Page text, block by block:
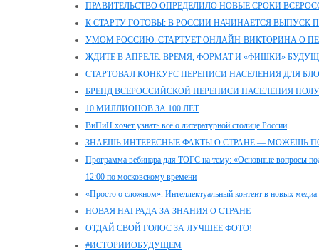
ПРАВИТЕЛЬСТВО ОПРЕДЕЛИЛО НОВЫЕ СРОКИ
К СТАРТУ ГОТОВЫ: В РОССИИ НАЧИНАЕТСЯ
УМОМ РОССИЮ: СТАРТУЕТ ОНЛАЙН-ВИКТОРИНА О
ЖДИТЕ В АПРЕЛЕ: ВРЕМЯ, ФОРМАТ И «ФИШКИ»
СТАРТОВАЛ КОНКУРС ПЕРЕПИСИ НАСЕЛЕНИЯ ДЛЯ
БРЕНД ВСЕРОССИЙСКОЙ ПЕРЕПИСИ НАСЕЛЕНИЯ
10 МИЛЛИОНОВ ЗА 100 ЛЕТ
ВиПиН хочет узнать всё о литературной столице России
ЗНАЕШЬ ИНТЕРЕСНЫЕ ФАКТЫ О СТРАНЕ — МОЖЕШЬ
Программа вебинара для ТОГС на тему: «Основные вопросы
12:00 по московскому времени
«Просто о сложном». Интеллектуальный контент в новых медиа
НОВАЯ НАГРАДА ЗА ЗНАНИЯ О СТРАНЕ
ОТДАЙ СВОЙ ГОЛОС ЗА ЛУЧШЕЕ ФОТО!
#ИСТОРИИОБУДУЩЕМ